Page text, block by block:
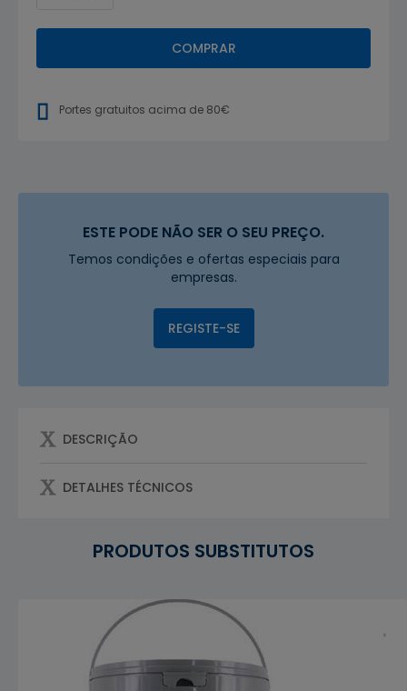
COMPRAR
Portes gratuitos acima de 80€
ESTE PODE NÃO SER O SEU PREÇO.
Temos condições e ofertas especiais para
empresas.
REGISTE-SE
DESCRIÇÃO
DETALHES TÉCNICOS
PRODUTOS SUBSTITUTOS